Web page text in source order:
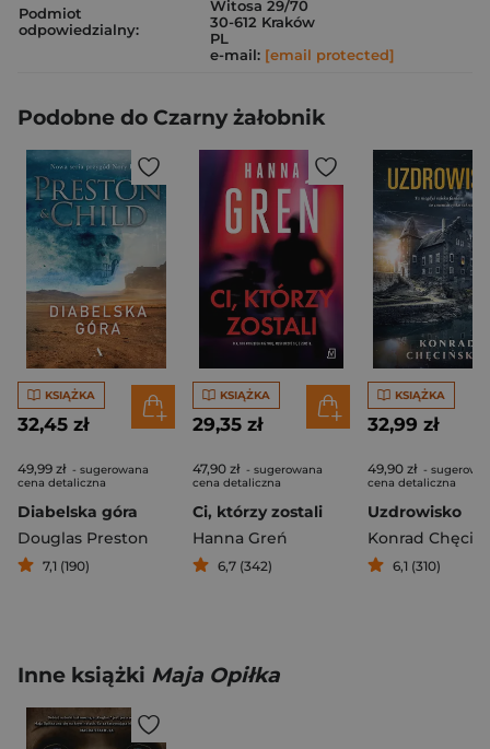
Podmiot
odpowiedzialny:
Witosa 29/70
30-612 Kraków
PL
e-mail: [email protected]
Podobne do Czarny żałobnik
KSIĄŻKA
32,45 zł
49,99 zł - sugerowana
cena detaliczna
Diabelska góra
Douglas Preston
7,1 (190)
KSIĄŻKA
29,35 zł
47,90 zł - sugerowana
cena detaliczna
Ci, którzy zostali
Hanna Greń
6,7 (342)
KSIĄŻKA
32,99 zł
49,90 zł -
cena detaliczna
Uzdrowisko
Konrad
6,1 (310)
Inne książki Maja Opiłka